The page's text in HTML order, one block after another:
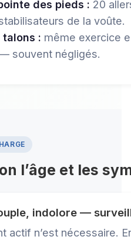
des pieds : 20
de la voûte.
talons : même exercice
souvent négligés.
l’âge et les
indolore —
actif n’est nécessaire.